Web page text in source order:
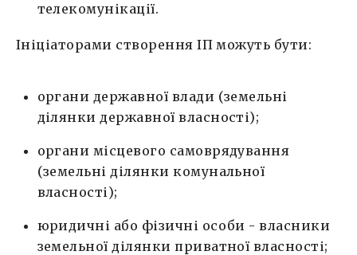
телекомунікації.
Ініціаторами створення ІП можуть бути:
органи державної влади (земельні
ділянки державної власності);
органи місцевого самоврядування
(земельні ділянки комунальної
власності);
юридичні або фізичні особи - власники
земельної ділянки приватної власності;